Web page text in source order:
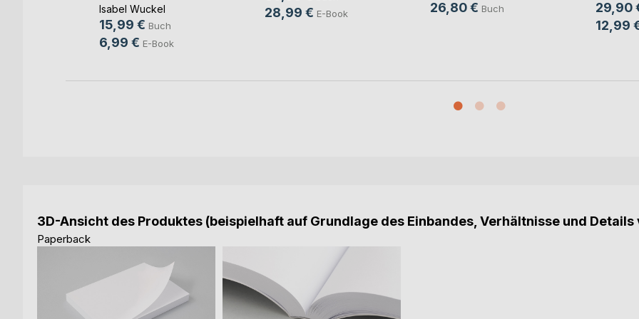
Isabel Wuckel
15,99 € Buch
6,99 € E-Book
28,99 € E-Book 26,80 € Buch 29,90
12,99
3D-Ansicht des Produktes (beispielhaft auf Grundlage des Einbandes, Verhältnisse und
Paperback